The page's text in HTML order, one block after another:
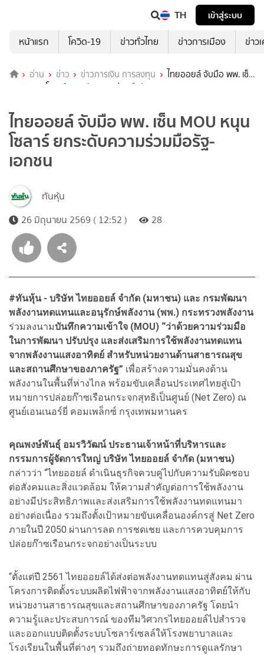
TH
เข้าสู่ระบบ
หน้าแรก
โควิด-19 ข่าวทั่วไทย ข่าวการเมือง ข่าว
อ่าน ข่าว ข่าวการเงิน การลงทุน
ไทยออยล์ จับมือ พพ. เซ็น
MOU หนุนโซลาร์ ยกระดับความร่วมมือรัฐ-เอกชน
ไทยออยล์ จับมือ พพ. เซ็น MOU หนุน
โซลาร์ ยกระดับความร่วมมือรัฐ-
เอกชน
ทันหุ้น
26 มิถุนายน 2569 ( 12:52 )
28
#ทันหุ้น - บริษัท ไทยออยล์ จำกัด (มหาชน) และ กรมพัฒนา
พลังงานทดแทนและอนุรักษ์พลังงาน (พพ.) กระทรวงพลังงาน
ร่วมลงนามบันทึกความเข้าใจ (MOU) “ว่าด้วยความร่วมมือ
ในการพัฒนา ปรับปรุง และส่งเสริมการใช้พลังงานทดแทน
จากพลังงานแสงอาทิตย์ สำหรับหน่วยงานด้านสาธารณสุข
และสถานศึกษาของภาครัฐ” เพื่อสร้างความมั่นคงด้าน
พลังงานในพื้นที่ห่างไกล พร้อมขับเคลื่อนประเทศไทยสู่เป้า
หมายการปล่อยก๊าซเรือนกระจกสุทธิเป็นศูนย์ (Net Zero) ณ
ศูนย์เอนเนอร์ยี่ คอมเพล็กซ์ กรุงเทพมหานคร
คุณพงษ์พันธุ์ อมรวิวัฒน์ ประธานเจ้าหน้าที่บริหารและ
กรรมการผู้จัดการใหญ่ บริษัท ไทยออยล์ จำกัด (มหาชน)
กล่าวว่า “ไทยออยล์ ดำเนินธุรกิจควบคู่ไปกับความรับผิดชอบ
ต่อสังคมและสิ่งแวดล้อม ให้ความสำคัญต่อการใช้พลังงาน
อย่างมีประสิทธิภาพและส่งเสริมการใช้พลังงานทดแทนมา
อย่างต่อเนื่อง รวมถึงตั้งเป้าหมายขับเคลื่อนองค์กรสู่ Net Zero
ภายในปี 2050 ผ่านการลด การชดเชย และการควบคุมการ
ปล่อยก๊าซเรือนกระจกอย่างเป็นระบบ
“ตั้งแต่ปี 2561 ไทยออยล์ได้ส่งต่อพลังงานทดแทนสู่สังคม ผ่าน
โครงการติดตั้งระบบผลิตไฟฟ้าจากพลังงานแสงอาทิตย์ให้กับ
หน่วยงานสาธารณสุขและสถานศึกษาของภาครัฐ โดยนำ
ความรู้และประสบการณ์ ของทีมวิศวกรไทยออยล์ไปสำรวจ
และออกแบบติดตั้งระบบโซลาร์เซลล์ให้โรงพยาบาลและ
โรงเรียนในพื้นที่ต่างๆ รวมถึงถ่ายทอดทักษะการดูแลรักษา